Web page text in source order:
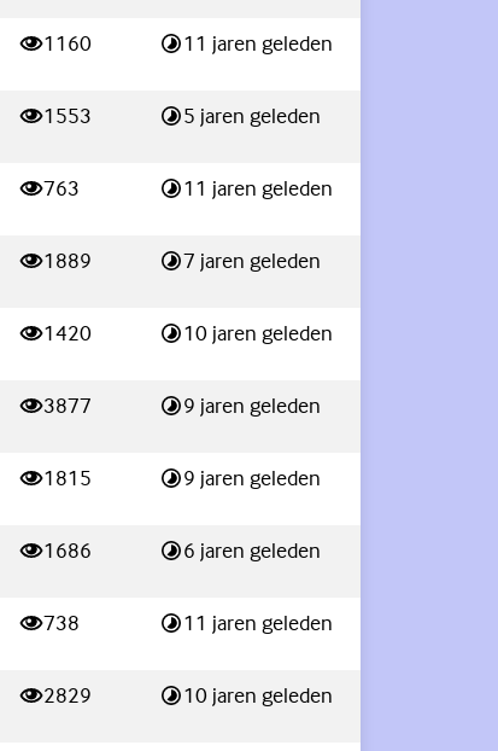
1160
weergaves Laatste reactie:
11 jaren geleden
1553
weergaves Laatste reactie:
5 jaren geleden
763
weergaves Laatste reactie:
11 jaren geleden
1889
weergaves Laatste reactie:
7 jaren geleden
1420
weergaves Laatste reactie:
10 jaren geleden
3877
weergaves Laatste reactie:
9 jaren geleden
1815
weergaves Laatste reactie:
9 jaren geleden
1686
weergaves Laatste reactie:
6 jaren geleden
738
weergaves Laatste reactie:
11 jaren geleden
2829
weergaves Laatste reactie:
10 jaren geleden